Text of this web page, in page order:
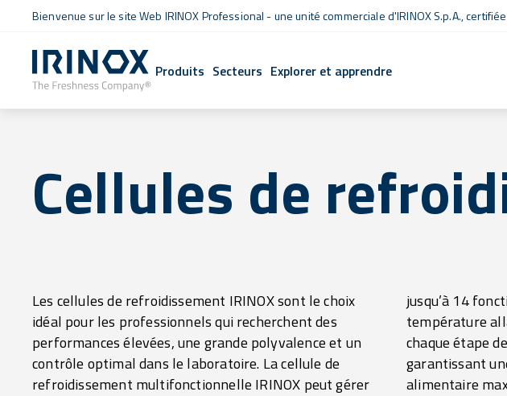
Bienvenue sur le site Web IRINOX Professional - une unité commerciale d'IRINOX S.p.A.,
Produits Secteurs Explorer et apprendre
Cellules de
Les cellules de refroidissement IRINOX sont le choix
idéal pour les professionnels qui recherchent des
performances élevées, une grande polyvalence et un
contrôle optimal dans le laboratoire. La cellule de
refroidissement multifonctionnelle IRINOX peut gérer
jusqu’à 14 fonctions et 150 cycles, dans une plage de
température allant de -35 °C à +85 °C. Avec IRINOX,
chaque étape de la préparation est optimisée,
garantissant une qualité, une saveur et une sécurité
alimentaire